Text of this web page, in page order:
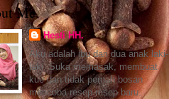
Me
Hesti HH.
Aku adalah ibu dari dua anak laki-
laki. Suka memasak, membuat
kue dan tidak pernah bosan
mencoba resep-resep baru.